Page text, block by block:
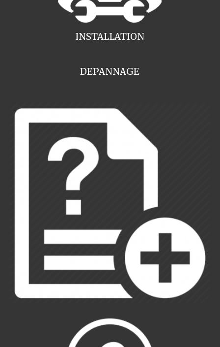
INSTALLATION
DEPANNAGE